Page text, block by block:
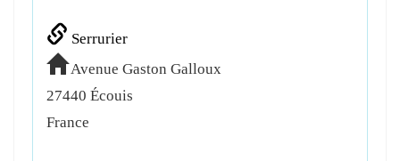
Serrurier
Avenue Gaston Galloux
27440 Écouis
France